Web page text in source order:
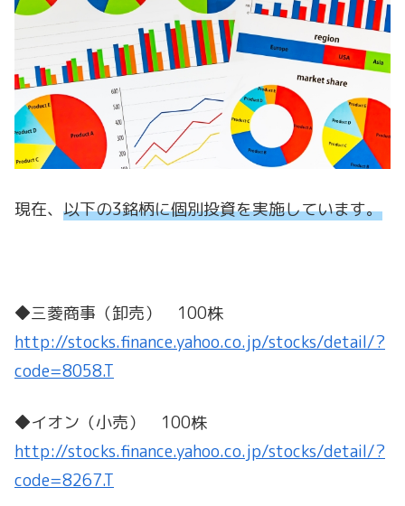
現在、 以下の3銘柄に個別投資を実施しています。
◆三菱商事（卸売） 100株
http://stocks.finance.yahoo.co.jp/stocks/detail/?
code=8058.T
◆イオン（小売） 100株
http://stocks.finance.yahoo.co.jp/stocks/detail/?
code=8267.T